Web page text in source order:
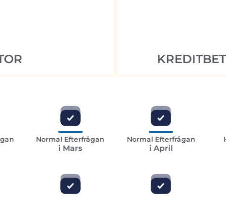
Normal Efterfrågan
i Mars
Normal Efterfrågan
i April